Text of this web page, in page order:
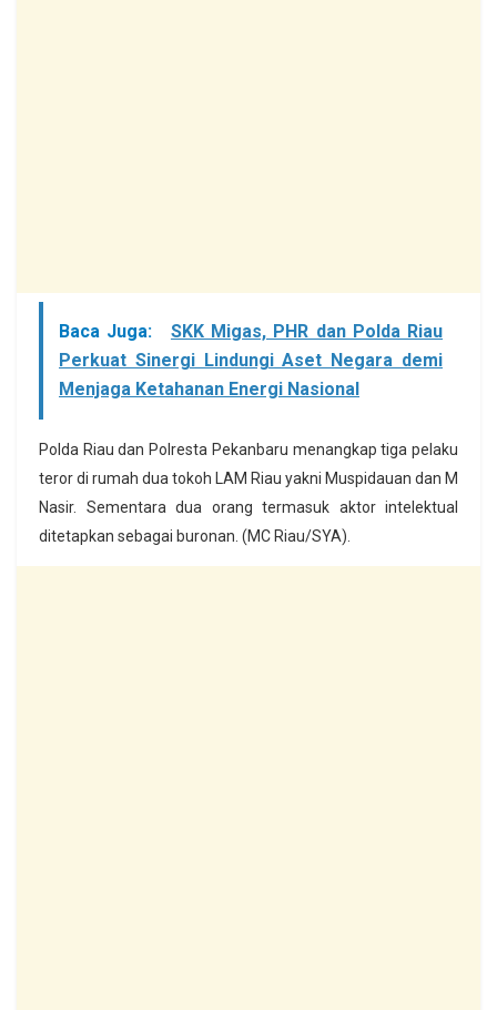
Baca Juga:
SKK Migas, PHR dan Polda Riau
Perkuat Sinergi Lindungi Aset Negara demi
Menjaga Ketahanan Energi Nasional
Polda Riau dan Polresta Pekanbaru menangkap tiga pelaku
teror di rumah dua tokoh LAM Riau yakni Muspidauan dan M
Nasir. Sementara dua orang termasuk aktor intelektual
ditetapkan sebagai buronan. (MC Riau/SYA).